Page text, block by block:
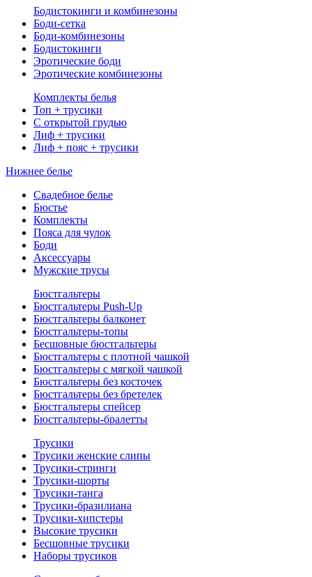
Бодистокинги и комбинезоны
Боди-сетка
Боди-комбинезоны
Бодистокинги
Эротические боди
Эротические комбинезоны
Комплекты белья
Топ + трусики
С открытой грудью
Лиф + трусики
Лиф + пояс + трусики
Нижнее белье
Свадебное белье
Бюстье
Комплекты
Пояса для чулок
Боди
Аксессуары
Мужские трусы
Бюстгальтеры
Бюстгальтеры Push-Up
Бюстгальтеры балконет
Бюстгальтеры-топы
Бесшовные бюстгальтеры
Бюстгальтеры с плотной чашкой
Бюстгальтеры с мягкой чашкой
Бюстгальтеры без косточек
Бюстгальтеры без бретелек
Бюстгальтеры спейсер
Бюстгальтеры-бралетты
Трусики
Трусики женские слипы
Трусики-стринги
Трусики-шорты
Трусики-танга
Трусики-бразилиана
Трусики-хипстеры
Высокие трусики
Бесшовные трусики
Наборы трусиков